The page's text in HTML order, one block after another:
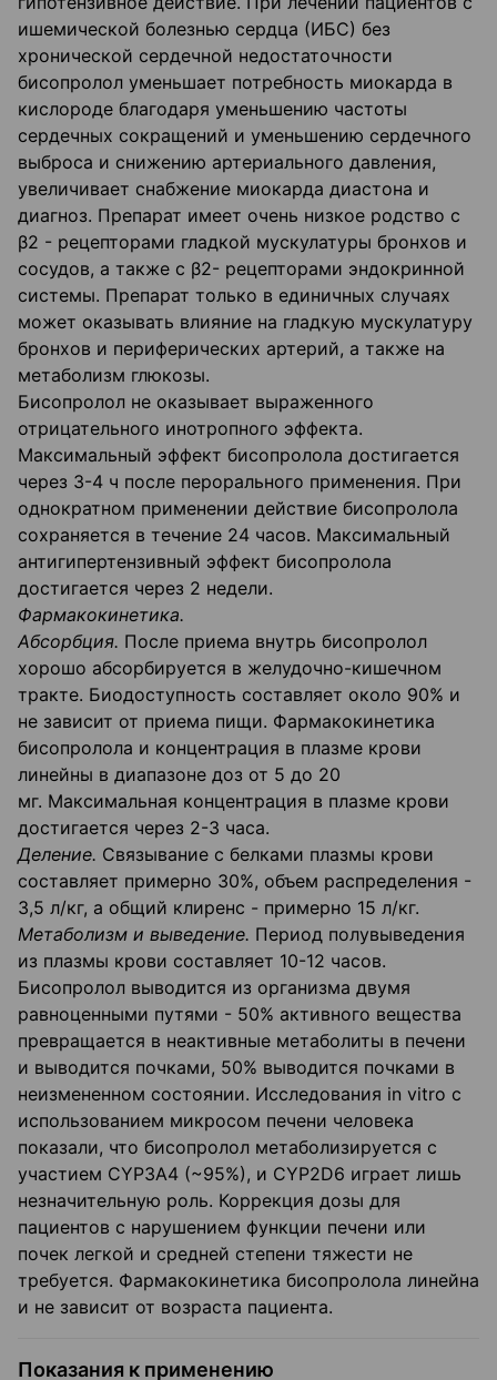
ишемической болезнью сердца (ИБС) без
хронической сердечной недостаточности
бисопролол уменьшает потребность миокарда в
кислороде благодаря уменьшению частоты
сердечных сокращений и уменьшению сердечного
выброса и снижению артериального давления,
увеличивает снабжение миокарда диастона и
диагноз. Препарат имеет очень низкое родство с
β2 - рецепторами гладкой мускулатуры бронхов и
сосудов, а также с β2- рецепторами эндокринной
системы. Препарат только в единичных случаях
может оказывать влияние на гладкую мускулатуру
бронхов и периферических артерий, а также на
метаболизм глюкозы.
Бисопролол не оказывает выраженного
отрицательного инотропного эффекта.
Максимальный эффект бисопролола достигается
через 3-4 ч после перорального применения. При
однократном применении действие бисопролола
сохраняется в течение 24 часов. Максимальный
антигипертензивный эффект бисопролола
достигается через 2 недели.
Фармакокинетика.
Абсорбция. После приема внутрь бисопролол
хорошо абсорбируется в желудочно-кишечном
тракте. Биодоступность составляет около 90% и
не зависит от приема пищи. Фармакокинетика
бисопролола и концентрация в плазме крови
линейны в диапазоне доз от 5 до 20
мг. Максимальная концентрация в плазме крови
достигается через 2-3 часа.
Деление. Связывание с белками плазмы крови
составляет примерно 30%, объем распределения -
3,5 л/кг, а общий клиренс - примерно 15 л/кг.
Метаболизм и выведение. Период полувыведения
из плазмы крови составляет 10-12 часов.
Бисопролол выводится из организма двумя
равноценными путями - 50% активного вещества
превращается в неактивные метаболиты в печени
и выводится почками, 50% выводится почками в
неизмененном состоянии. Исследования in vitro с
использованием микросом печени человека
показали, что бисопролол метаболизируется с
участием CYP3A4 (~95%), и CYP2D6 играет лишь
незначительную роль. Коррекция дозы для
пациентов с нарушением функции печени или
почек легкой и средней степени тяжести не
требуется. Фармакокинетика бисопролола линейна
и не зависит от возраста пациента.
Показания к применению